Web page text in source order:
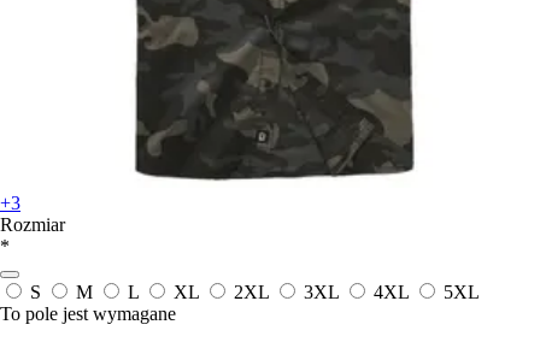
+3
Rozmiar
*
S M L XL 2XL 3XL 4XL
5XL
To pole jest wymagane